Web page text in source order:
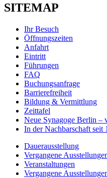
SITEMAP
Ihr Besuch
Öffnungszeiten
Anfahrt
Eintritt
Führungen
FAQ
Buchungsanfrage
Barrierefreiheit
Bildung & Vermittlung
Zeittafel
Neue Synagoge Berlin –
In der Nachbarschaft seit
Dauerausstellung
Vergangene
Veranstaltungen
Vergangene